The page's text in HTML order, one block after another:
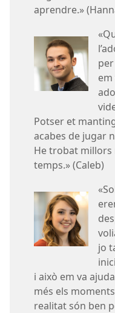
aprendre.»
Potser et
acabes de jugar
He trobat millors
temps.» (Caleb)
jo
i això em va
més els
realitat són ben